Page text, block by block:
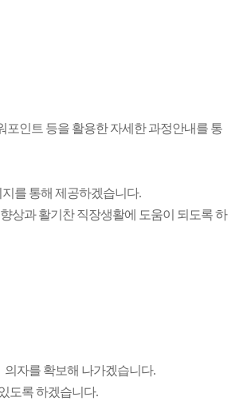
인트 등을 활용한 자세한 과정안내를 통
를 통해 제공하겠습니다.
상과 활기찬 직장생활에 도움이 되도록 하
자를 확보해 나가겠습니다.
도록 하겠습니다.